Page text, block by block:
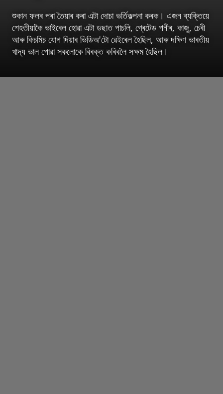
শুকান ফলৰ পৰা তৈয়াৰ কৰা এটা দোচা ভৰ্তিকল্পনা কৰক। এজন ব্যক্তিয়ে
শেহতীয়াকৈ ভাইৰেল হোৱা এটা ডছাত পাচলি, গ্ৰেটেড পনীৰ, কাজু, চেৰী
আৰু কিচমিচ যোগ দিয়াৰ ভিডিঅ'টো ৱেইৰেল হৈছিল, আৰু দক্ষিণ ভাৰতীয়
খাদ্য ভাল পোৱা সকলোকে বিৰক্ত কৰিবলৈ সক্ষম হৈছিল।